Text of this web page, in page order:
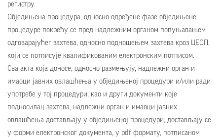
регистру.
Обједињена процедура, односно одређене фазе обједињене
процедуре покрећу се пред надлежним органом попуњавањем
одговарајућег захтева, односно подношењем захтева кроз ЦЕОП,
који се потписује квалификованим електронским потписом.
Сва акта која доносе, односно размењују, надлежни орган и
имаоци јавних овлашћења у обједињеној процедури и/или ради
употребе у тој процедури, као и други документи које
подносилац захтева, надлежни орган и имаоци јавних
овлашћења достављају у обједињеној процедури, достављају се
у форми електронског документа, у pdf формату, потписаном